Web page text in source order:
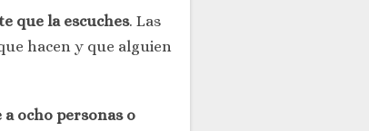
que la escuches. Las
hacen y que alguien
ocho personas o